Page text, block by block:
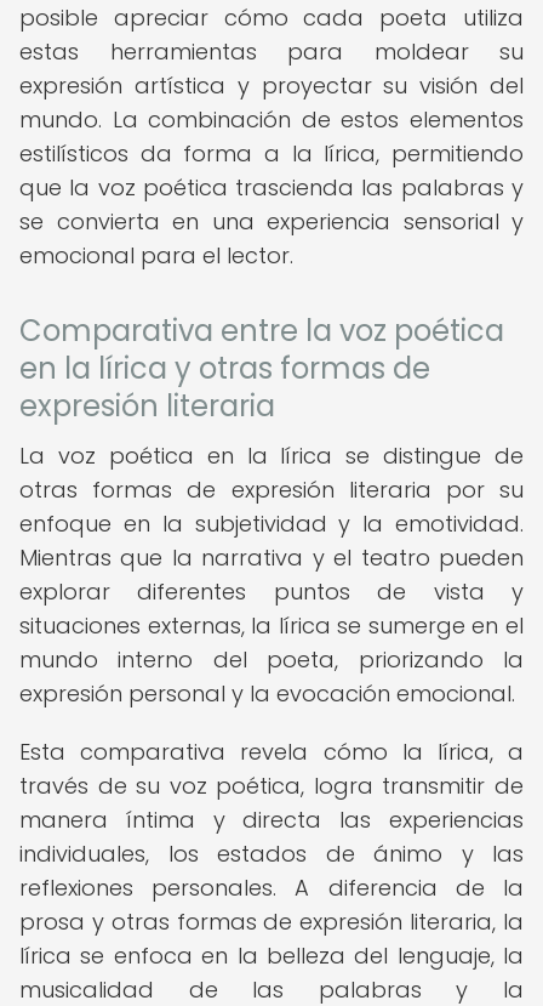
posible apreciar cómo cada poeta utiliza
estas herramientas para moldear su
expresión artística y proyectar su visión del
mundo. La combinación de estos elementos
estilísticos da forma a la lírica, permitiendo
que la voz poética trascienda las palabras y
se convierta en una experiencia sensorial y
emocional para el lector.
Comparativa entre la voz poética
en la lírica y otras formas de
expresión literaria
La voz poética en la lírica se distingue de
otras formas de expresión literaria por su
enfoque en la subjetividad y la emotividad.
Mientras que la narrativa y el teatro pueden
explorar diferentes puntos de vista y
situaciones externas, la lírica se sumerge en el
mundo interno del poeta, priorizando la
expresión personal y la evocación emocional.
Esta comparativa revela cómo la lírica, a
través de su voz poética, logra transmitir de
manera íntima y directa las experiencias
individuales, los estados de ánimo y las
reflexiones personales. A diferencia de la
prosa y otras formas de expresión literaria, la
lírica se enfoca en la belleza del lenguaje, la
musicalidad de las palabras y la